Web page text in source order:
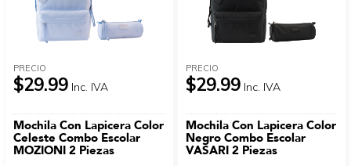
PRECIO
$29.99 Inc. IVA
Mochila Con Lapicera Color
Celeste Combo Escolar
MOZIONI 2 Piezas
PRECIO
$29.99 Inc. IVA
Mochila Con Lapicera Color
Negro Combo Escolar
VASARI 2 Piezas